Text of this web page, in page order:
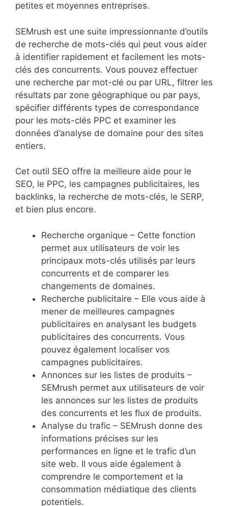
petites et moyennes entreprises.
SEMrush est une suite impressionnante d’outils
de recherche de mots-clés qui peut vous aider
à identifier rapidement et facilement les mots-
clés des concurrents. Vous pouvez effectuer
une recherche par mot-clé ou par URL, filtrer les
résultats par zone géographique ou par pays,
spécifier différents types de correspondance
pour les mots-clés PPC et examiner les
données d’analyse de domaine pour des sites
entiers.
Cet outil SEO offre la meilleure aide pour le
SEO, le PPC, les campagnes publicitaires, les
backlinks, la recherche de mots-clés, le SERP,
et bien plus encore.
Recherche organique – Cette fonction
permet aux utilisateurs de voir les
principaux mots-clés utilisés par leurs
concurrents et de comparer les
changements de domaines.
Recherche publicitaire – Elle vous aide à
mener de meilleures campagnes
publicitaires en analysant les budgets
publicitaires des concurrents. Vous
pouvez également localiser vos
campagnes publicitaires.
Annonces sur les listes de produits –
SEMrush permet aux utilisateurs de voir
les annonces sur les listes de produits
des concurrents et les flux de produits.
Analyse du trafic – SEMrush donne des
informations précises sur les
performances en ligne et le trafic d’un
site web. Il vous aide également à
comprendre le comportement et la
consommation médiatique des clients
potentiels.